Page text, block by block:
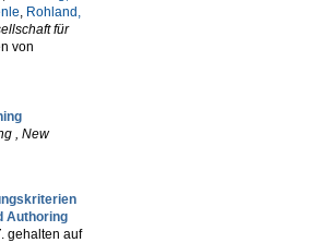
, Rohland,
für
von
, New
Authoring
. gehalten auf